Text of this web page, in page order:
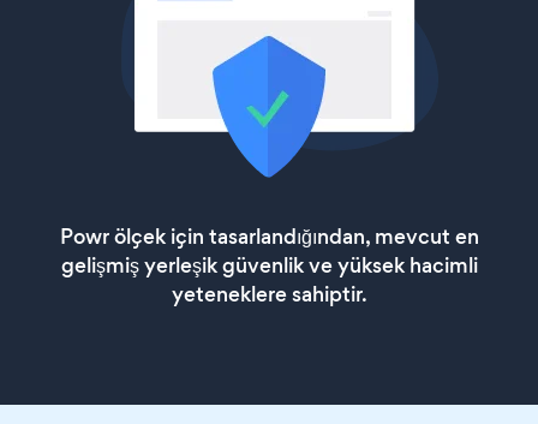
Powr ölçek için tasarlandığından, mevcut en
gelişmiş yerleşik güvenlik ve yüksek hacimli
yeteneklere sahiptir.